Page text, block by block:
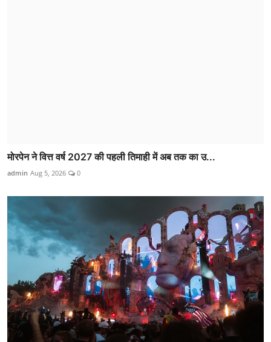
मोरपेन ने वित्त वर्ष 2027 की पहली तिमाही में अब तक का उ...
admin Aug 5, 2026 0